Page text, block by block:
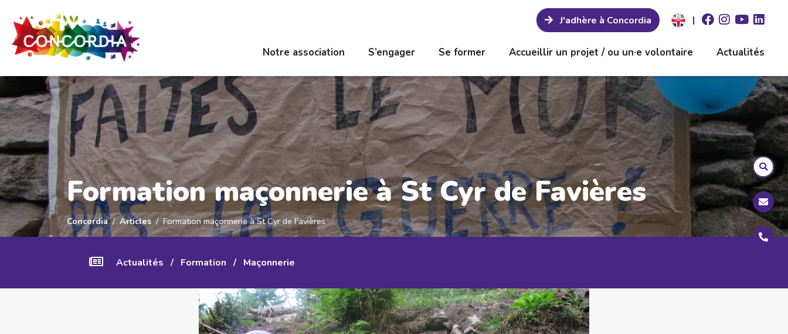
J'adhère à Concordia |
Notre association S’engager Se former Accueillir un projet / ou un·e volontaire Actualités
Formation maçonnerie à St Cyr de Favières
Concordia Articles Formation maçonnerie à St Cyr de Favières
Actualités / Formation / Maçonnerie